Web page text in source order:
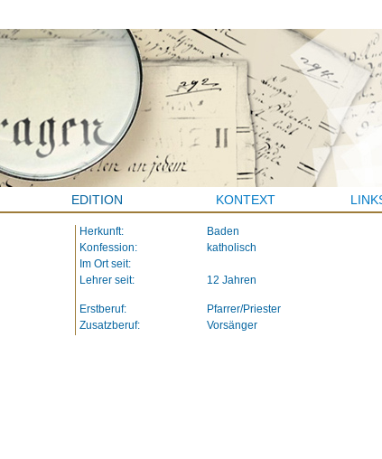
EDITION KONTEXT
Herkunft:
Baden
Konfession:
katholisch
Im Ort seit:
Lehrer seit:
12 Jahren
Erstberuf:
Pfarrer/Priester
Zusatzberuf:
Vorsänger